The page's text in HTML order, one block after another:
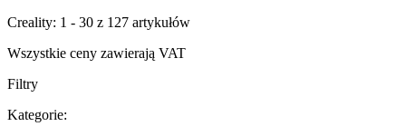
Creality: 1 - 30 z 127 artykułów
Wszystkie ceny zawierają VAT
Filtry
Kategorie: